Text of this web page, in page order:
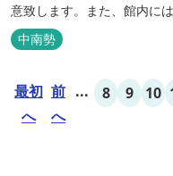
意致します。また、館内に
ンと喫茶があります。伊勢
の拠点にご利用ください。
中南勢
最初
へ
前
へ
... 8 9 10